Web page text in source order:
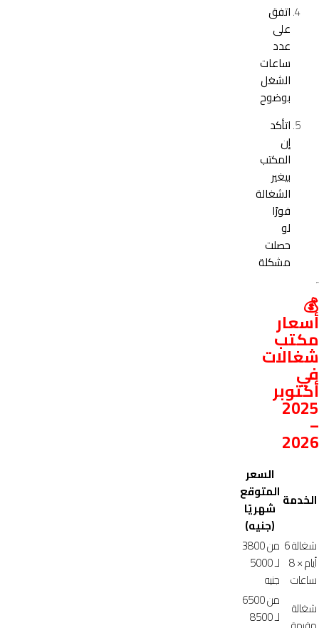
اتفق
على
عدد
ساعات
الشغل
بوضوح
اتأكد
إن
المكتب
بيغير
الشغالة
فورًا
لو
حصلت
مشكلة
💰
أسعار
مكتب
شغالات
في
أكتوبر
2025
–
2026
الخدمة
السعر
المتوقع
شهريًا
(جنيه)
شغالة 6
أيام × 8
ساعات
من 3800
لـ 5000
جنيه
شغالة
من 6500
لـ 8500